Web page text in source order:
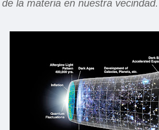
de la materia en nuestra